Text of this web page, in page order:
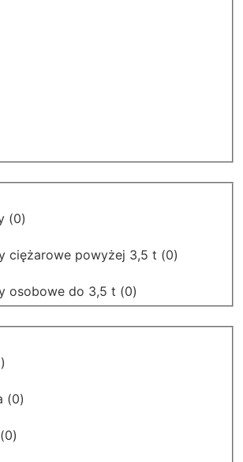
(0)
ciężarowe powyżej 3,5 t (0)
osobowe do 3,5 t (0)
)
(0)
(0)